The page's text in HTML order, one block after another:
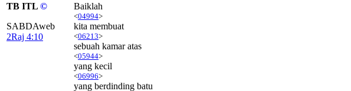
TB ITL ©
SABDAweb
2Raj 4:10
Baiklah
<04994>
kita membuat
<06213>
sebuah kamar atas
<05944>
yang kecil
<06996>
yang berdinding batu